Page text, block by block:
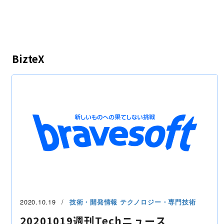
BizteX
2020.10.19 技術・開発情報 テクノロジー・専門技術
20201019週刊Techニュース